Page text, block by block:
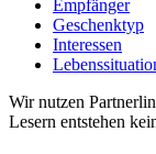
Empfänger
Geschenktyp
Interessen
Wir nutzen
Lesern entstehen